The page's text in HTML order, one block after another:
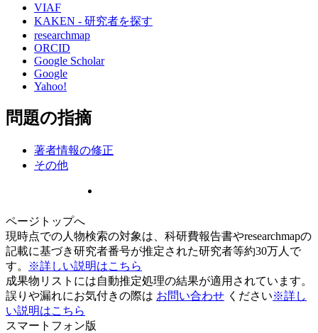
VIAF
KAKEN - 研究者を探す
researchmap
ORCID
Google Scholar
Google
Yahoo!
問題の指摘
著者情報の修正
その他
ページトップへ
現時点での人物検索の対象は、科研費報告書やresearchmapの
記載に基づき研究者番号が推定された研究者等約30万人で
す。
※詳しい説明はこちら
成果物リストには自動推定処理の結果が適用されています。
誤りや漏れにお気付きの際は お問い合わせ ください※詳し
い説明はこちら
スマートフォン版